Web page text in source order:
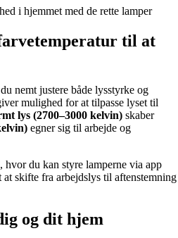
i hjemmet med de rette lamper
til at
nemt justere både lysstyrke og
mulighed for at tilpasse lyset til
lys (2700–3000 kelvin) skaber
egner sig til arbejde og
, hvor du kan styre lamperne via app
at skifte fra arbejdslys til aftenstemning
og dit hjem